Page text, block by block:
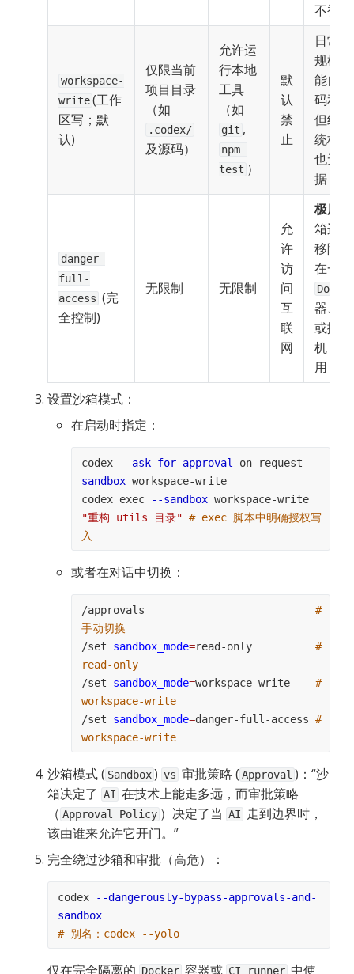
不被
workspace-
write(工作
区写；默
认)
仅限当前
项目目录
.codex/
及源码）
允许运
行本地
工具
git
npm
test ）
默
认
禁
止
日常
规模
能自
码和
但绝
统核
也无
据
danger-
full-
access (完
全控制)
无限制 无限制
允
许
访
问
互
联
网
极度
箱边
移除
Docker
器、
或抛
机（
用
设置沙箱模式：
在启动时指定：
codex --ask-for-approval on-request
--
sandbox workspace-write
codex exec
--sandbox
"重构 utils 目录" # exec 脚本中明确授权写
入
或者在对话中切换：
/approvals #
手动切换
/set sandbox_mode=read-only #
read-only
/set sandbox_mode=workspace-write #
workspace-write
/set sandbox_mode=danger-full-access #
workspace-write
沙箱模式 ( Sandbox) vs 审批策略 ( Approval )：“沙
箱决定了 AI 在技术上能走多远，而审批策略
（ Approval Policy ）决定了当 AI 走到边界时，
该由谁来允许它开门。”
完全绕过沙箱和审批（高危）：
codex
--dangerously-bypass-approvals-and-
sandbox
# 别名：codex --yolo
仅在完全隔离的 Docker 容器或 CI runner 中使